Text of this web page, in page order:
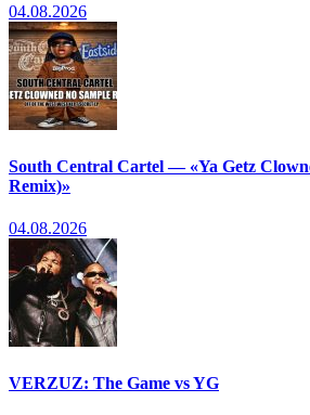
04.08.2026
South Central Cartel — «Ya Getz
Remix)»
04.08.2026
VERZUZ: The Game vs YG